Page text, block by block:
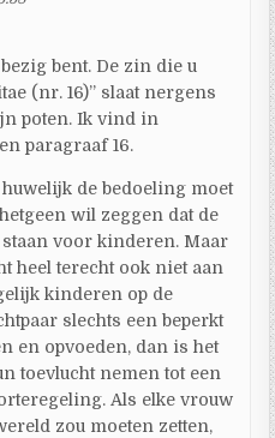
bent. De zin die u
(nr. 16)” slaat nergens
poten. Ik vind in
paragraaf 16.
de bedoeling moet
wil zeggen dat de
voor kinderen. Maar
heel terecht ook niet aan
kinderen op de
slechts een beperkt
en opvoeden, dan is het
toevlucht nemen tot een
Als elke vrouw
zou moeten zetten,